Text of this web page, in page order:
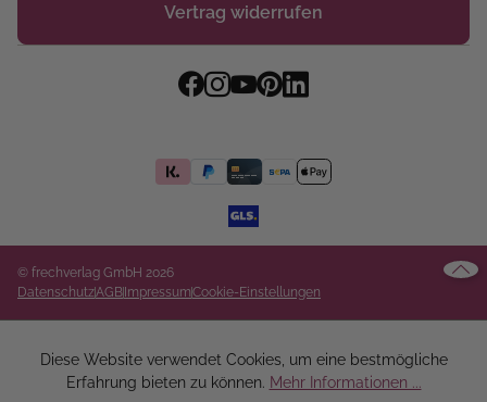
Vertrag widerrufen
© frechverlag GmbH 2026
DatenschutzAGB ImpressumCookie-Einstellungen
Diese Website verwendet Cookies, um eine bestmögliche
Erfahrung bieten zu können. Mehr Informationen ...